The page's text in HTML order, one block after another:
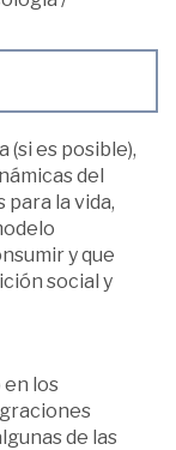
es posible),
del
la vida,
y que
social y
los
de las